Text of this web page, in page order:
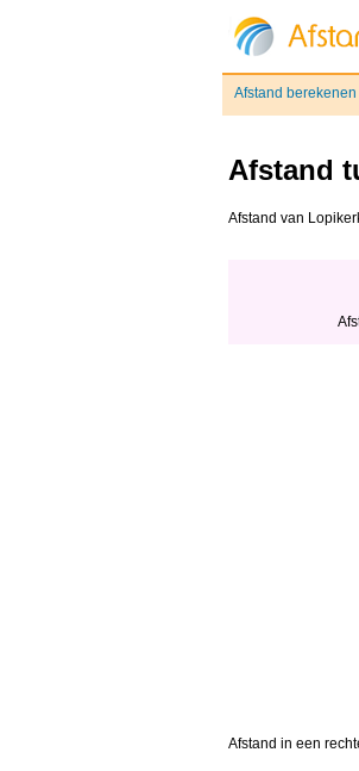
Afstand berekenen
Afstand
Afstand van
Afstand in een